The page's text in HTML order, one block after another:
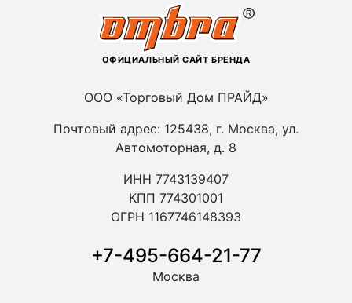
ОФИЦИАЛЬНЫЙ САЙТ БРЕНДА
ООО «Торговый Дом ПРАЙД»
Почтовый адрес: 125438, г. Москва, ул.
Автомоторная, д. 8
ИНН 7743139407
КПП 774301001
ОГРН 1167746148393
+7-495-664-21-77
Москва